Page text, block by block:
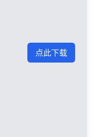
点此下载